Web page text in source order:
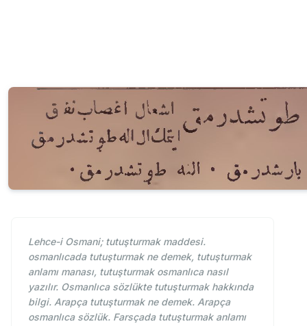
Lehce-i Osmani; tutuşturmak maddesi.
osmanlıcada tutuşturmak ne demek, tutuşturmak
anlamı manası, tutuşturmak osmanlıca nasıl
yazılır. Osmanlıca sözlükte tutuşturmak hakkında
bilgi. Arapça tutuşturmak ne demek. Arapça
osmanlıca sözlük. Farsçada tutuşturmak anlamı